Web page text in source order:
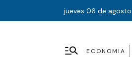
jueves 06 de
ECONOMIA